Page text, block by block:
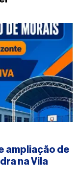
ampliação de
na Vila